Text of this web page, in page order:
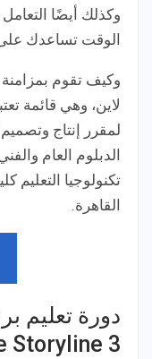
وكذلك أيضًا
الوقت تساعدك على
وكيف تقوم
لاين، وهي قائمة
لمقرر إنتاج
الدبلوم العام
تكنولوجيا التعليم
القاهرة.
دورة تعليم
Storyline 3